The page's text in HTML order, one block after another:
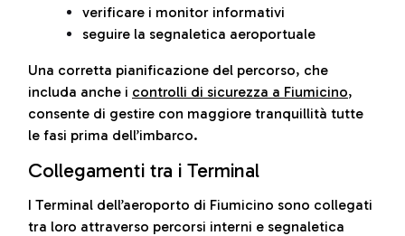
verificare i monitor informativi
seguire la segnaletica aeroportuale
Una corretta pianificazione del percorso, che
includa anche i controlli di sicurezza a Fiumicino,
consente di gestire con maggiore tranquillità tutte
le fasi prima dell’imbarco.
Collegamenti tra i Terminal
I Terminal dell’aeroporto di Fiumicino sono collegati
tra loro attraverso percorsi interni e segnaletica